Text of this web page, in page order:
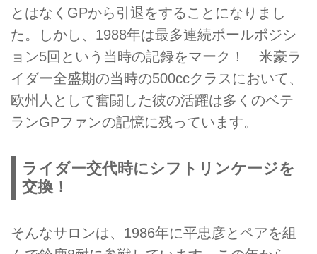
とはなくGPから引退をすることになりまし
た。しかし、1988年は最多連続ポールポジシ
ョン5回という当時の記録をマーク！ 米豪ラ
イダー全盛期の当時の500ccクラスにおいて、
欧州人として奮闘した彼の活躍は多くのベテ
ランGPファンの記憶に残っています。
ライダー交代時にシフトリンケージを
交換！
そんなサロンは、1986年に平忠彦とペアを組